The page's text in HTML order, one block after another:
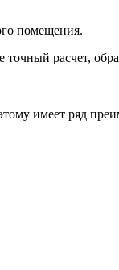
помещения.
расчет,
имеет ряд